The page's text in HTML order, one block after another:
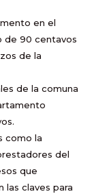
en el
de 90 centavos
de la
de la comuna
como la
del
que
las claves para